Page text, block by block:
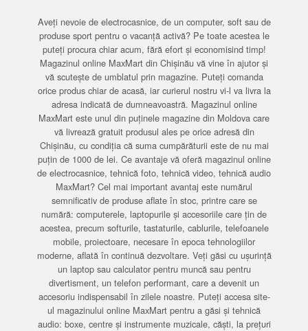
Aveți nevoie de electrocasnice, de un computer, soft sau de
produse sport pentru o vacanță activă? Pe toate acestea le
puteți procura chiar acum, fără efort și economisind timp!
Magazinul online MaxMart din Chișinău vă vine în ajutor și
vă scutește de umblatul prin magazine. Puteți comanda
orice produs chiar de acasă, iar curierul nostru vi-l va livra la
adresa indicată de dumneavoastră. Magazinul online
MaxMart este unul din puținele magazine din Moldova care
vă livrează gratuit produsul ales pe orice adresă din
Chișinău, cu condiția că suma cumpărăturii este de nu mai
puțin de 1000 de lei. Ce avantaje vă oferă magazinul online
de electrocasnice, tehnică foto, tehnică video, tehnică audio
MaxMart? Cel mai important avantaj este numărul
semnificativ de produse aflate în stoc, printre care se
numără: computerele, laptopurile și accesoriile care țin de
acestea, precum softurile, tastaturile, cablurile, telefoanele
mobile, proiectoare, necesare în epoca tehnologiilor
moderne, aflată în continuă dezvoltare. Veți găsi cu ușurință
un laptop sau calculator pentru muncă sau pentru
divertisment, un telefon performant, care a devenit un
accesoriu indispensabil în zilele noastre. Puteți accesa site-
ul magazinului online MaxMart pentru a găsi și tehnică
audio: boxe, centre și instrumente muzicale, căști, la prețuri